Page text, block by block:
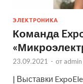
ЭЛЕКТРОНИКА
Команда
23.09.2021 - от admin
| Выставки